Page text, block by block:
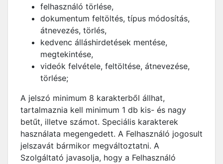
felhasználó törlése,
dokumentum feltöltés, típus módosítás,
átnevezés, törlés,
kedvenc álláshirdetések mentése,
megtekintése,
videók felvétele, feltöltése, átnevezése,
törlése;
A jelszó minimum 8 karakterből állhat,
tartalmaznia kell minimum 1 db kis- és nagy
betűt, illetve számot. Speciális karakterek
használata megengedett. A Felhasználó jogosult
jelszavát bármikor megváltoztatni. A
Szolgáltató javasolja, hogy a Felhasználó